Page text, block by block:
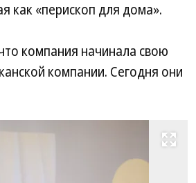
как «перископ для дома».
компания начинала свою
компании. Сегодня они
Развернуть на весь экран